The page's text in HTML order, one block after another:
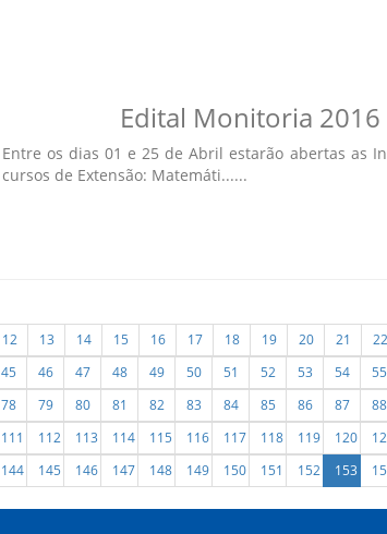
Edital Monitoria
Entre os dias 01 e 25 de Abril estarão abertas as
cursos de Extensão: Matemáti......
12 13 14 15 16 17 18 19 20 21 22
45 46 47 48 49 50 51 52 53 54 55
78 79 80 81 82 83 84 85 86 87 88
111 112 113 114 115 116 117 118 119 120
144 145 146 147 148 149 150 151 152 153